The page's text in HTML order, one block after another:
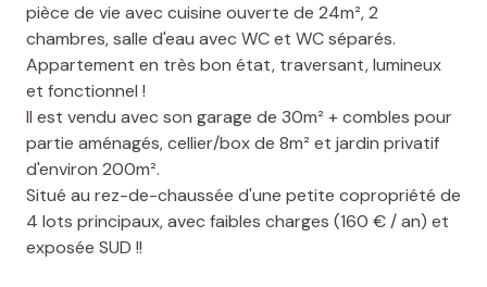
pièce de vie avec cuisine ouverte de 24m², 2
chambres, salle d'eau avec WC et WC séparés.
Appartement en très bon état, traversant, lumineux
et fonctionnel !
Il est vendu avec son garage de 30m² + combles pour
partie aménagés, cellier/box de 8m² et jardin privatif
d'environ 200m².
Situé au rez-de-chaussée d'une petite copropriété de
4 lots principaux, avec faibles charges (160 € / an) et
exposée SUD !!